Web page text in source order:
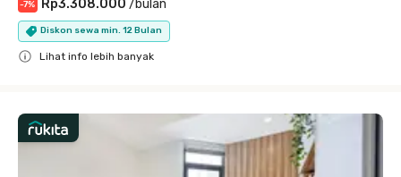
-7% Rp3.308.000 /bulan
Diskon sewa min. 12 Bulan
Lihat info lebih banyak